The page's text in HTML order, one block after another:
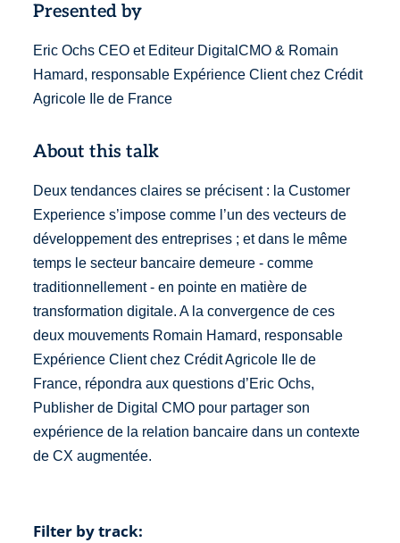
Presented by
Eric Ochs CEO et Editeur DigitalCMO & Romain
Hamard, responsable Expérience Client chez Crédit
Agricole Ile de France
About this talk
Deux tendances claires se précisent : la Customer
Experience s’impose comme l’un des vecteurs de
développement des entreprises ; et dans le même
temps le secteur bancaire demeure - comme
traditionnellement - en pointe en matière de
transformation digitale. A la convergence de ces
deux mouvements Romain Hamard, responsable
Expérience Client chez Crédit Agricole Ile de
France, répondra aux questions d’Eric Ochs,
Publisher de Digital CMO pour partager son
expérience de la relation bancaire dans un contexte
de CX augmentée.
Filter by track: